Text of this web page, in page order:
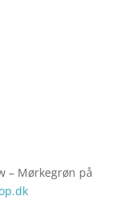
– Mørkegrøn på